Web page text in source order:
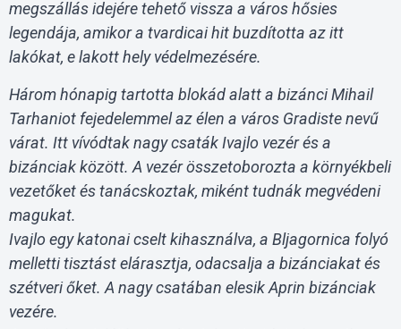
megszállás idejére tehető vissza a város hősies
legendája, amikor a tvardicai hit buzdította az itt
lakókat, e lakott hely védelmezésére.
Három hónapig tartotta blokád alatt a bizánci Mihail
Tarhaniot fejedelemmel az élen a város Gradiste nevű
várat. Itt vívódtak nagy csaták Ivajlo vezér és a
bizánciak között. A vezér összetoborozta a környékbeli
vezetőket és tanácskoztak, miként tudnák megvédeni
magukat.
Ivajlo egy katonai cselt kihasználva, a Bljagornica folyó
melletti tisztást elárasztja, odacsalja a bizánciakat és
szétveri őket. A nagy csatában elesik Aprin bizánciak
vezére.